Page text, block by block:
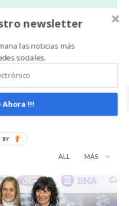
marianopierga
ALL MÁS
newsletter
las noticias más
sociales.
Ahora !!!